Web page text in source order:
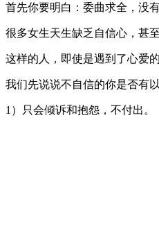
首先你要明白：委曲求全，没
很多女生天生缺乏自信心，甚
这样的人，即使是遇到了心爱
我们先说说不自信的你是否有
1）只会倾诉和抱怨，不付出。